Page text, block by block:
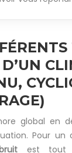
global en
Pour un
est tout